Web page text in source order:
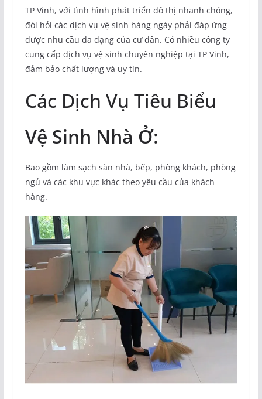
TP Vinh, với tình hình phát triển đô thị nhanh chóng,
đòi hỏi các dịch vụ vệ sinh hàng ngày phải đáp ứng
được nhu cầu đa dạng của cư dân. Có nhiều công ty
cung cấp dịch vụ vệ sinh chuyên nghiệp tại TP Vinh,
đảm bảo chất lượng và uy tín.
Các Dịch Vụ Tiêu Biểu
Vệ Sinh Nhà Ở:
Bao gồm làm sạch sàn nhà, bếp, phòng khách, phòng
ngủ và các khu vực khác theo yêu cầu của khách
hàng.